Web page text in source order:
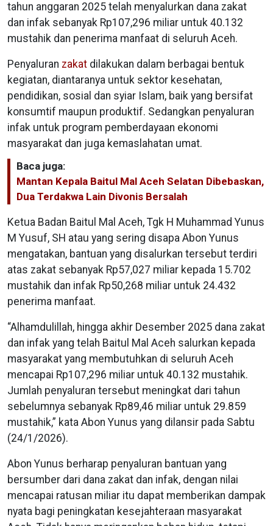
tahun anggaran 2025 telah menyalurkan dana zakat
dan infak sebanyak Rp107,296 miliar untuk 40.132
mustahik dan penerima manfaat di seluruh Aceh.
Penyaluran zakat dilakukan dalam berbagai bentuk
kegiatan, diantaranya untuk sektor kesehatan,
pendidikan, sosial dan syiar Islam, baik yang bersifat
konsumtif maupun produktif. Sedangkan penyaluran
infak untuk program pemberdayaan ekonomi
masyarakat dan juga kemaslahatan umat.
Baca juga:
Mantan Kepala Baitul Mal Aceh Selatan Dibebaskan,
Dua Terdakwa Lain Divonis Bersalah
Ketua Badan Baitul Mal Aceh, Tgk H Muhammad Yunus
M Yusuf, SH atau yang sering disapa Abon Yunus
mengatakan, bantuan yang disalurkan tersebut terdiri
atas zakat sebanyak Rp57,027 miliar kepada 15.702
mustahik dan infak Rp50,268 miliar untuk 24.432
penerima manfaat.
“Alhamdulillah, hingga akhir Desember 2025 dana zakat
dan infak yang telah Baitul Mal Aceh salurkan kepada
masyarakat yang membutuhkan di seluruh Aceh
mencapai Rp107,296 miliar untuk 40.132 mustahik.
Jumlah penyaluran tersebut meningkat dari tahun
sebelumnya sebanyak Rp89,46 miliar untuk 29.859
mustahik,” kata Abon Yunus yang dilansir pada Sabtu
(24/1/2026).
Abon Yunus berharap penyaluran bantuan yang
bersumber dari dana zakat dan infak, dengan nilai
mencapai ratusan miliar itu dapat memberikan dampak
nyata bagi peningkatan kesejahteraan masyarakat